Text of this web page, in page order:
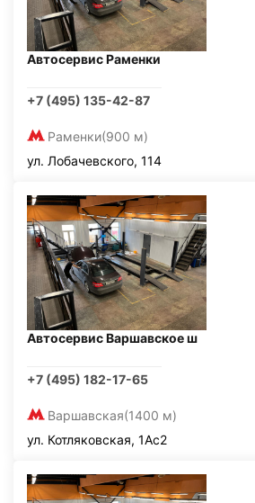
Автосервис Раменки
+7 (495) 135-42-87
Раменки(900 м)
ул. Лобачевского, 114
Автосервис Варшавское ш
+7 (495) 182-17-65
Варшавская(1400 м)
ул. Котляковская, 1Ас2